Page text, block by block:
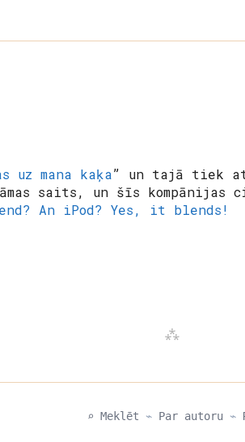
uz mana kaķa” un tajā tiek
saits, un šīs kompānijas
An iPod? Yes, it blends!
⌕ Meklēt ⌁ Par autoru ⌁